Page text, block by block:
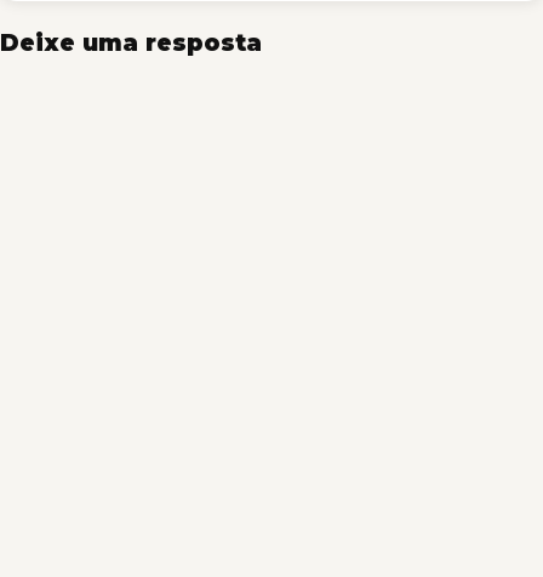
Deixe uma resposta